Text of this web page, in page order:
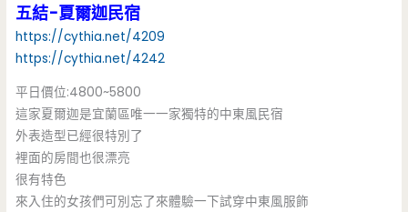
五結-夏爾迦民宿
https://cythia.net/4209
https://cythia.net/4242
平日價位:4800~5800
這家夏爾迦是宜蘭區唯一一家獨特的中東風民宿
外表造型已經很特別了
裡面的房間也很漂亮
很有特色
來入住的女孩們可別忘了來體驗一下試穿中東風服飾